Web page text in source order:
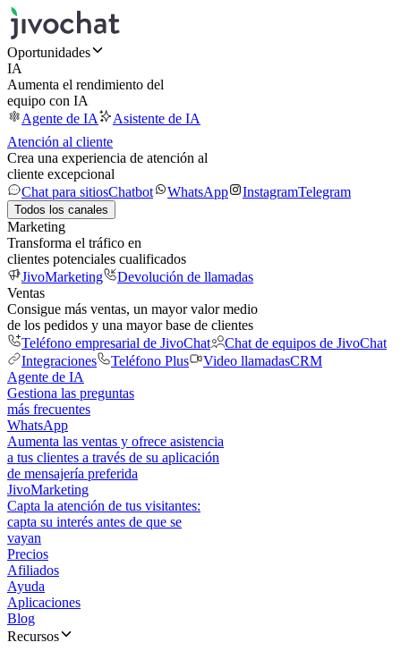
Oportunidades
IA
Aumenta el rendimiento del
equipo con IA
Agente de IA
Asistente de IA
Atención al cliente
Crea una experiencia de atención al
cliente excepcional
Chat para sitiosChatbot WhatsApp InstagramTelegram
Todos los canales
Marketing
Transforma el tráfico en
clientes potenciales cualificados
JivoMarketing
Devolución de llamadas
Ventas
Consigue más ventas, un mayor valor medio
de los pedidos y una mayor base de clientes
Teléfono empresarial de JivoChat
Chat de equipos de JivoChat
Integraciones
Teléfono Plus Video llamadasCRM
Agente de IA
Gestiona las preguntas
más frecuentes
WhatsApp
Aumenta las ventas y ofrece asistencia
a tus clientes a través de su aplicación
de mensajería preferida
JivoMarketing
Capta la atención de tus visitantes:
capta su interés antes de que se
vayan
Precios
Afiliados
Ayuda
Aplicaciones
Blog
Recursos